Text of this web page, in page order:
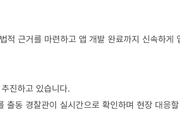
적 근거를 마련하고 앱 개발 완료까지 신속하게
진하고 있습니다.
출동 경찰관이 실시간으로 확인하며 현장 대응